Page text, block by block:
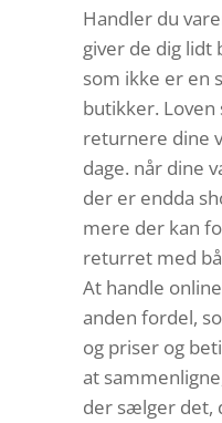
Handler du
giver de dig
som ikke er en
butikker.
returnere dine
dage. når dine
der er endda
mere der kan
returret med
At handle
anden fordel,
og priser og
at
der sælger det,